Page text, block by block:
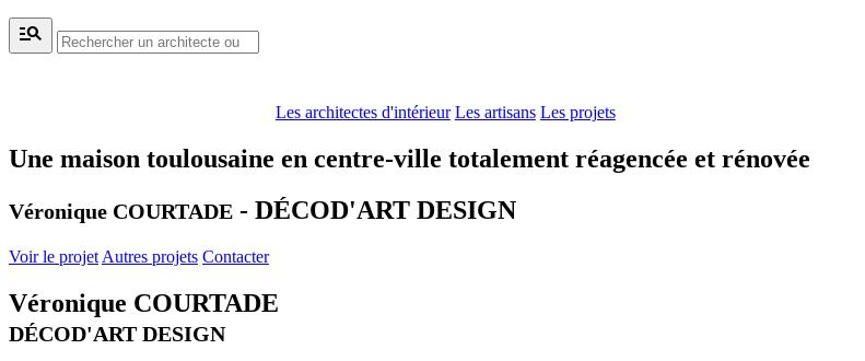
manage_search
Les architectes d'intérieur Les artisans Les projets
Une maison toulousaine en centre-ville totalement réagencée et rénovée
Véronique COURTADE - DÉCOD'ART DESIGN
Voir le projet Autres projets Contacter
Véronique COURTADE
DÉCOD'ART DESIGN